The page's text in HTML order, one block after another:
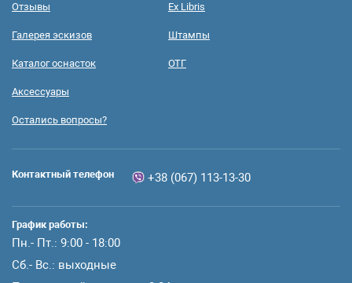
Отзывы
Галерея эскизов
Каталог оснасток
Аксессуары
Остались вопросы?
Ex Libris
Штампы
ОТГ
Контактный телефон +38 (067) 113-13-30
График работы:
Пн.- Пт.: 9:00 - 18:00
Сб.- Вс.: выходные